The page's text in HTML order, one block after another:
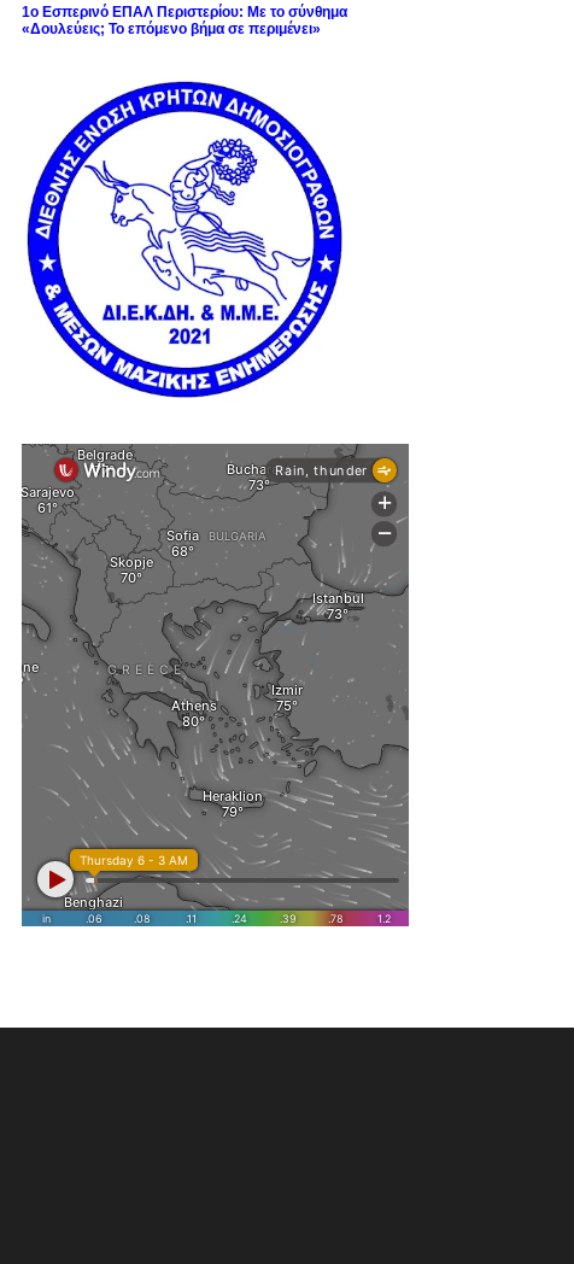
1ο Εσπερινό ΕΠΑΛ Περιστερίου: Με το σύνθημα
«Δουλεύεις; Το επόμενο βήμα σε περιμένει»